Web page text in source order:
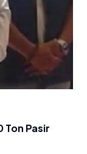
Ton Pasir